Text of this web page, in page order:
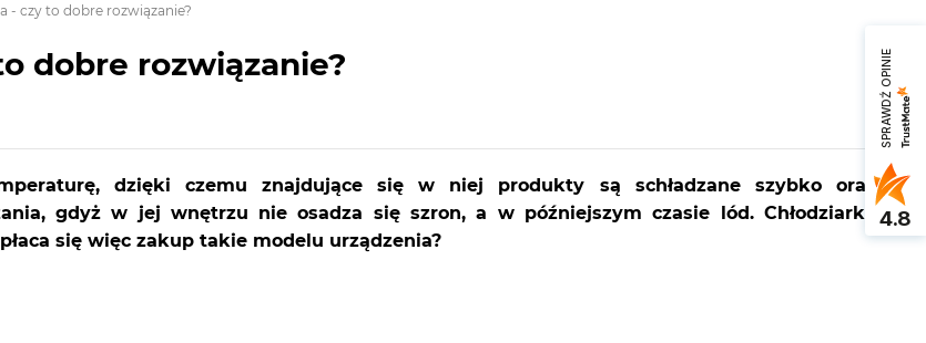
- czy to dobre rozwiązanie?
dobre rozwiązanie?
dzięki czemu znajdujące się w niej produkty są schładzane szybko oraz
gdyż w jej wnętrzu nie osadza się szron, a w późniejszym czasie lód. Chłodziarka
się więc zakup takie modelu urządzenia?
SPRAWDŹ OPINIE
4.8